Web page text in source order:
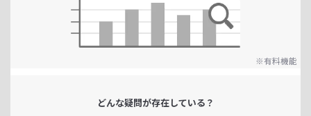
※有料機能
どんな疑問が存在している？